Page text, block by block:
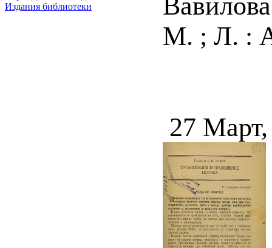
Издания библиотеки
М. ; Л. :
27